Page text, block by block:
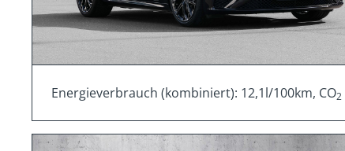
Energieverbrauch (kombiniert): 12,1l/100km, CO2